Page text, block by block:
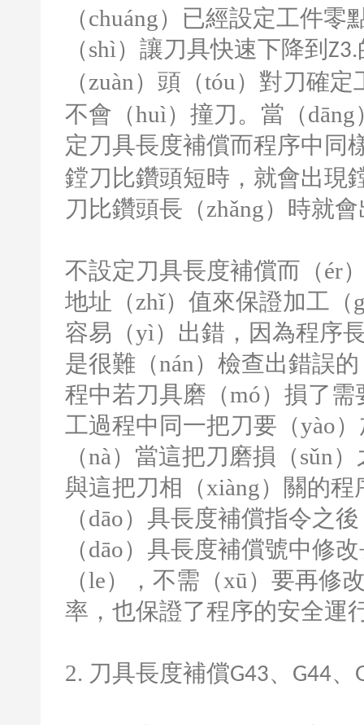
（chuáng）已經設定工件
（shì）讓刀具快速下降到 Z3.
（zuàn）頭（tóu）對刀確
不會（huì）撞刀。當（
定刀具長度補償而程序中同
鏜刀比鑽頭短時，就會出現
刀比鑽頭長（zhǎng）時就
不設定刀具長度補償而（ér
地址（zhǐ）值來保證加工（
容易（yì）出錯，因為程序
是很難（nán）檢查出錯誤
程中若刀具磨（mó）損了
工過程中同一把刀要（yào
（nà）當這把刀磨損（sǔn
與這把刀相（xiàng）關的
（dāo）具長度補償指令之
（dāo）具長度補償號中修
（le），不需（xū）要再修
率，也保證了程序的安全運
2. 刀具長度補償G43、 G44、